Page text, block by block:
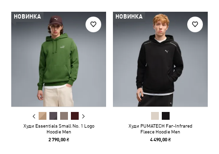
НОВИНКА
Худи Essentials Small No. 1 Logo
Hoodie Men
2 790,00 ₴
НОВИНКА
Худи PUMATECH Far-Infrared
Fleece Hoodie Men
4 490,00 ₴